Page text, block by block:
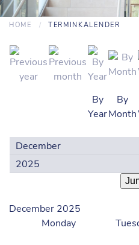
HOME TERMINKALENDER
By
Year
By
Month
December 2025
Monday